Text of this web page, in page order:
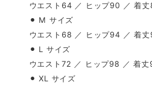
ウエスト64 ／ ヒップ90 ／ 着
⚫︎ M サイズ
ウエスト68 ／ ヒップ94 ／ 着
⚫︎ L サイズ
ウエスト72 ／ ヒップ98 ／ 着丈
⚫︎ XL サイズ